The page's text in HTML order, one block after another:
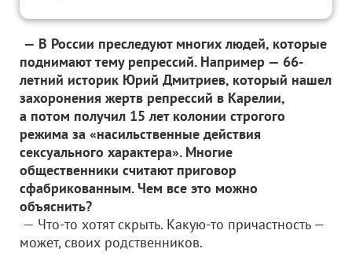
— В России преследуют многих людей, которые
поднимают тему репрессий. Например — 66-
летний историк Юрий Дмитриев, который нашел
захоронения жертв репрессий в Карелии,
а потом получил 15 лет колонии строгого
режима за «насильственные действия
сексуального характера». Многие
общественники считают приговор
сфабрикованным. Чем все это можно
объяснить?
— Что-то хотят скрыть. Какую-то причастность —
может, своих родственников.